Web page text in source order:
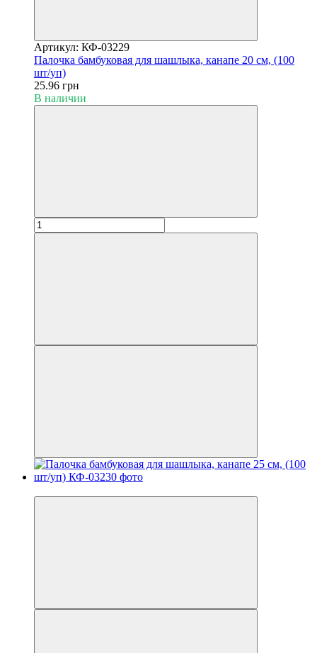
Артикул: КФ-03229
Палочка бамбуковая для шашлыка, канапе 20 см, (100
шт/уп)
25.96 грн
В наличии